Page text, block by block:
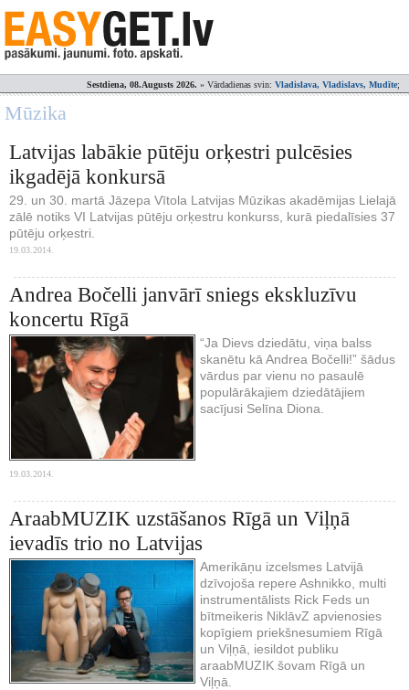
Sestdiena, 08.Augusts 2026. » Vārdadienas svin: Vladislava, Vladislavs, Mudīte;
Mūzika
Latvijas labākie pūtēju orķestri pulcēsies
ikgadējā konkursā
29. un 30. martā Jāzepa Vītola Latvijas Mūzikas akadēmijas Lielajā
zālē notiks VI Latvijas pūtēju orķestru konkurss, kurā piedalīsies 37
pūtēju orķestri.
19.03.2014.
Andrea Bočelli janvārī sniegs ekskluzīvu
koncertu Rīgā
“Ja Dievs dziedātu, viņa balss
skanētu kā Andrea Bočelli!” šādus
vārdus par vienu no pasaulē
populārākajiem dziedātājiem
sacījusi Selīna Diona.
19.03.2014.
AraabMUZIK uzstāšanos Rīgā un Viļņā
ievadīs trio no Latvijas
Amerikāņu izcelsmes Latvijā
dzīvojoša repere Ashnikko, multi
instrumentālists Rick Feds un
bītmeikeris NiklāvZ apvienosies
kopīgiem priekšnesumiem Rīgā
un Viļņā, iesildot publiku
araabMUZIK šovam Rīgā un
Viļņā.